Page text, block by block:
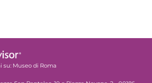
su: Museo di Roma